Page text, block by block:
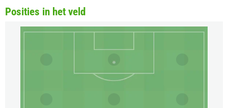
Posities in het veld